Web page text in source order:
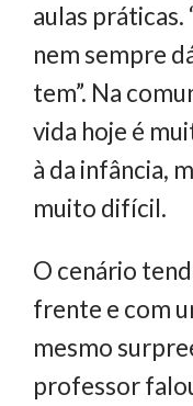
aulas práticas.
nem sempre
tem”. Na
vida hoje é
à da infância,
muito difícil.
O cenário
frente e com
mesmo
professor